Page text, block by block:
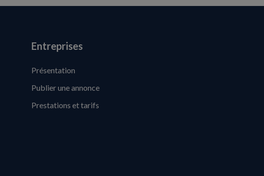
Entreprises
Présentation
Publier une annonce
Prestations et tarifs